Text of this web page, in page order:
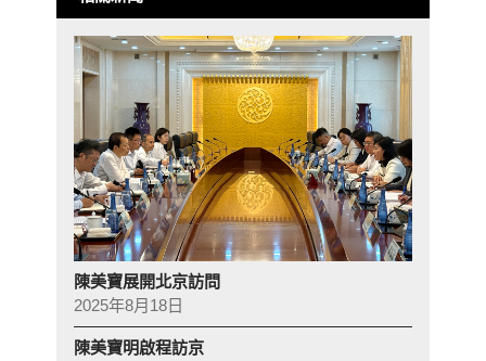
陳美寶展開北京訪問
2025年8月18日
陳美寶明啟程訪京